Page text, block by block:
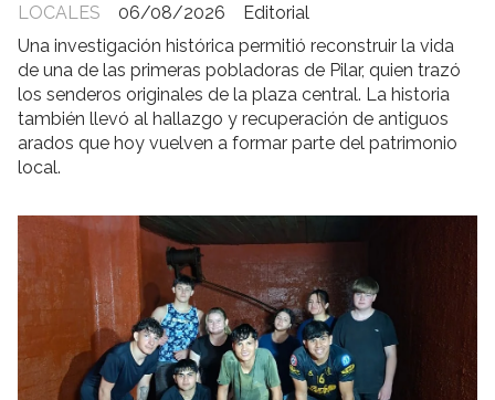
Editorial
LOCALES
06/08/2026
Una investigación histórica permitió reconstruir la vida
de una de las primeras pobladoras de Pilar, quien trazó
los senderos originales de la plaza central. La historia
también llevó al hallazgo y recuperación de antiguos
arados que hoy vuelven a formar parte del patrimonio
local.